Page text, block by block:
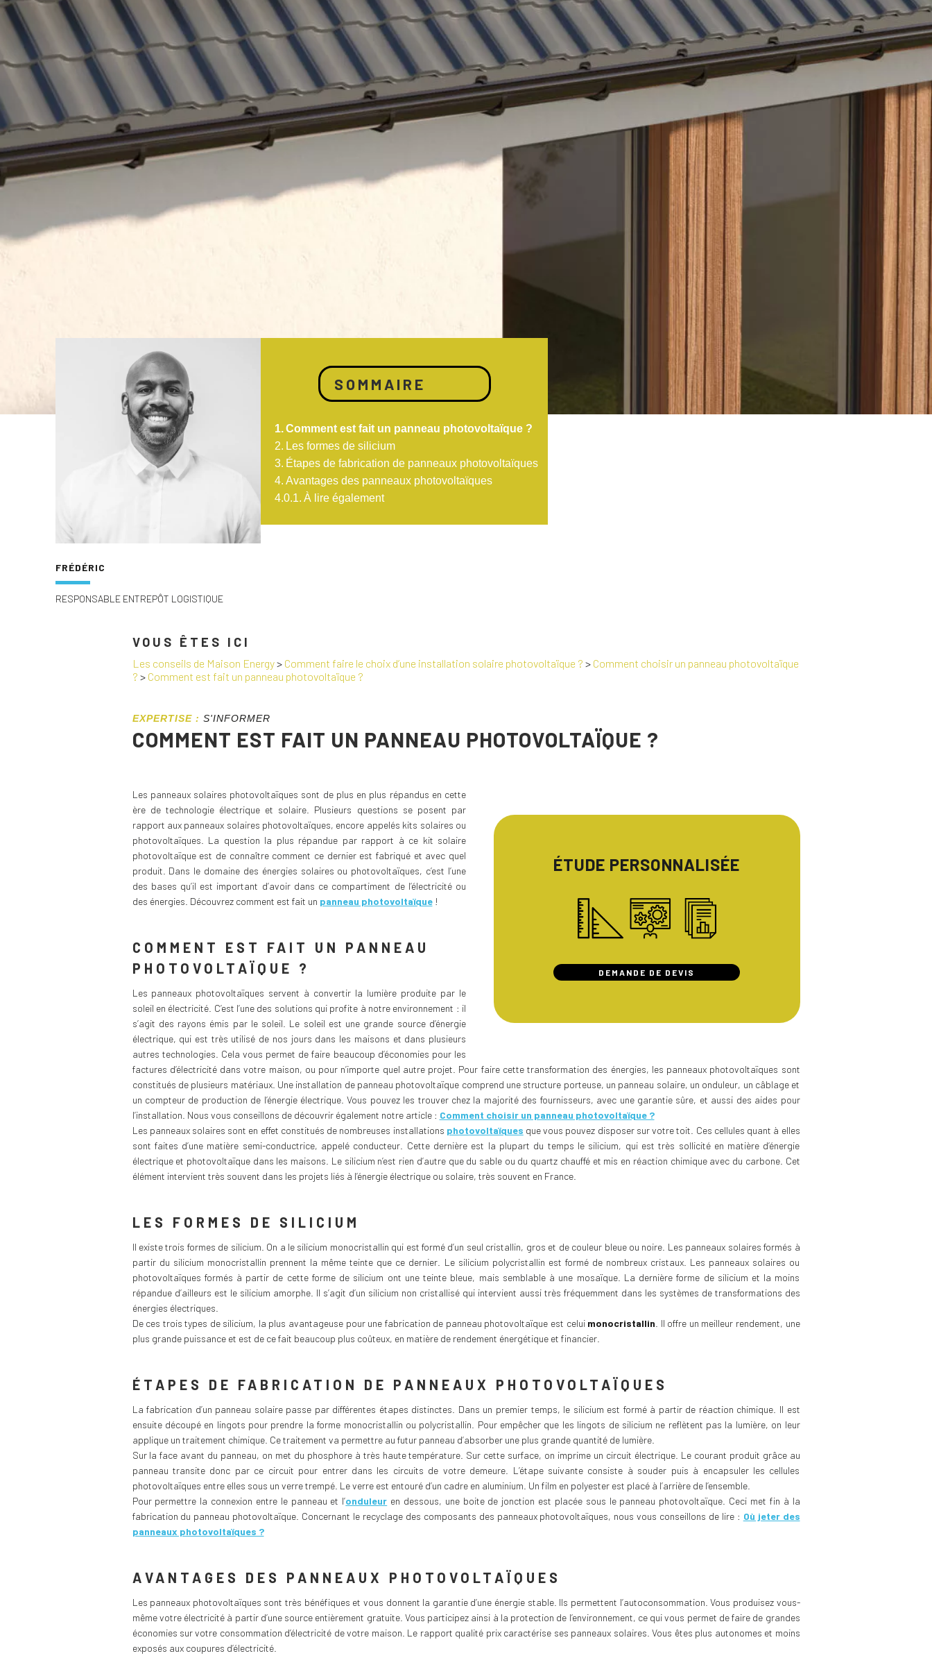
FRÉDÉRIC
RESPONSABLE ENTREPÔT LOGISTIQUE
SOMMAIRE
Comment est fait un panneau photovoltaïque ?
Les formes de silicium
Étapes de fabrication de panneaux photovoltaïques
Avantages des panneaux photovoltaïques
À lire également
VOUS ÊTES ICI
Les conseils de Maison Energy> Comment faire le choix d’une installation solaire photovoltaïque ? > Comment choisir un panneau photovoltaïque
? > Comment est fait un panneau photovoltaïque ?
EXPERTISE : S'INFORMER
COMMENT EST FAIT UN PANNEAU PHOTOVOLTAÏQUE ?
ÉTUDE PERSONNALISÉE
DEMANDE DE DEVIS
Les panneaux solaires photovoltaïques sont de plus en plus répandus en cette
ère de technologie électrique et solaire. Plusieurs questions se posent par
rapport aux panneaux solaires photovoltaïques, encore appelés kits solaires ou
photovoltaïques. La question la plus répandue par rapport à ce kit solaire
photovoltaïque est de connaître comment ce dernier est fabriqué et avec quel
produit. Dans le domaine des énergies solaires ou photovoltaïques, c’est l’une
des bases qu’il est important d’avoir dans ce compartiment de l’électricité ou
des énergies. Découvrez comment est fait un panneau photovoltaïque!
COMMENT EST FAIT UN PANNEAU
PHOTOVOLTAÏQUE ?
Les panneaux photovoltaïques servent à convertir la lumière produite par le
soleil en électricité. C’est l’une des solutions qui profite à notre environnement : il
s’agit des rayons émis par le soleil. Le soleil est une grande source d’énergie
électrique, qui est très utilisé de nos jours dans les maisons et dans plusieurs
autres technologies. Cela vous permet de faire beaucoup d’économies pour les
factures d’électricité dans votre maison, ou pour n’importe quel autre projet. Pour faire cette transformation des énergies, les panneaux photovoltaïques sont
constitués de plusieurs matériaux. Une installation de panneau photovoltaïque comprend une structure porteuse, un panneau solaire, un onduleur, un câblage et
un compteur de production de l’énergie électrique. Vous pouvez les trouver chez la majorité des fournisseurs, avec une garantie sûre, et aussi des aides pour
l’installation. Nous vous conseillons de découvrir également notre article : Comment choisir un panneau photovoltaïque ?
Les panneaux solaires sont en effet constitués de nombreuses installations photovoltaïques que vous pouvez disposer sur votre toit. Ces cellules quant à elles
sont faites d’une matière semi-conductrice, appelé conducteur. Cette dernière est la plupart du temps le silicium, qui est très sollicité en matière d’énergie
électrique et photovoltaïque dans les maisons. Le silicium n’est rien d’autre que du sable ou du quartz chauffé et mis en réaction chimique avec du carbone. Cet
élément intervient très souvent dans les projets liés à l’énergie électrique ou solaire, très souvent en France.
LES FORMES DE SILICIUM
Il existe trois formes de silicium. On a le silicium monocristallin qui est formé d’un seul cristallin, gros et de couleur bleue ou noire. Les panneaux solaires formés à
partir du silicium monocristallin prennent la même teinte que ce dernier. Le silicium polycristallin est formé de nombreux cristaux. Les panneaux solaires ou
photovoltaïques formés à partir de cette forme de silicium ont une teinte bleue, mais semblable à une mosaïque. La dernière forme de silicium et la moins
répandue d’ailleurs est le silicium amorphe. Il s’agit d’un silicium non cristallisé qui intervient aussi très fréquemment dans les systèmes de transformations des
énergies électriques.
De ces trois types de silicium, la plus avantageuse pour une fabrication de panneau photovoltaïque est celui monocristallin . Il offre un meilleur rendement, une
plus grande puissance et est de ce fait beaucoup plus coûteux, en matière de rendement énergétique et financier.
ÉTAPES DE FABRICATION DE PANNEAUX PHOTOVOLTAÏQUES
La fabrication d’un panneau solaire passe par différentes étapes distinctes. Dans un premier temps, le silicium est formé à partir de réaction chimique. Il est
ensuite découpé en lingots pour prendre la forme monocristallin ou polycristallin. Pour empêcher que les lingots de silicium ne reflètent pas la lumière, on leur
applique un traitement chimique. Ce traitement va permettre au futur panneau d’absorber une plus grande quantité de lumière.
Sur la face avant du panneau, on met du phosphore à très haute température. Sur cette surface, on imprime un circuit électrique. Le courant produit grâce au
panneau transite donc par ce circuit pour entrer dans les circuits de votre demeure. L’étape suivante consiste à souder puis à encapsuler les cellules
photovoltaïques entre elles sous un verre trempé. Le verre est entouré d’un cadre en aluminium. Un film en polyester est placé à l’arrière de l’ensemble.
Pour permettre la connexion entre le panneau et l’onduleur en dessous, une boite de jonction est placée sous le panneau photovoltaïque. Ceci met fin à la
fabrication du panneau photovoltaïque. Concernant le recyclage des composants des panneaux photovoltaïques, nous vous conseillons de lire : Où jeter des
panneaux photovoltaïques ?
AVANTAGES DES PANNEAUX PHOTOVOLTAÏQUES
Les panneaux photovoltaïques sont très bénéfiques et vous donnent la garantie d’une énergie stable. Ils permettent l’autoconsommation. Vous produisez vous-
même votre électricité à partir d’une source entièrement gratuite. Vous participez ainsi à la protection de l’environnement, ce qui vous permet de faire de grandes
économies sur votre consommation d’électricité de votre maison. Le rapport qualité prix caractérise ses panneaux solaires. Vous êtes plus autonomes et moins
exposés aux coupures d’électricité.